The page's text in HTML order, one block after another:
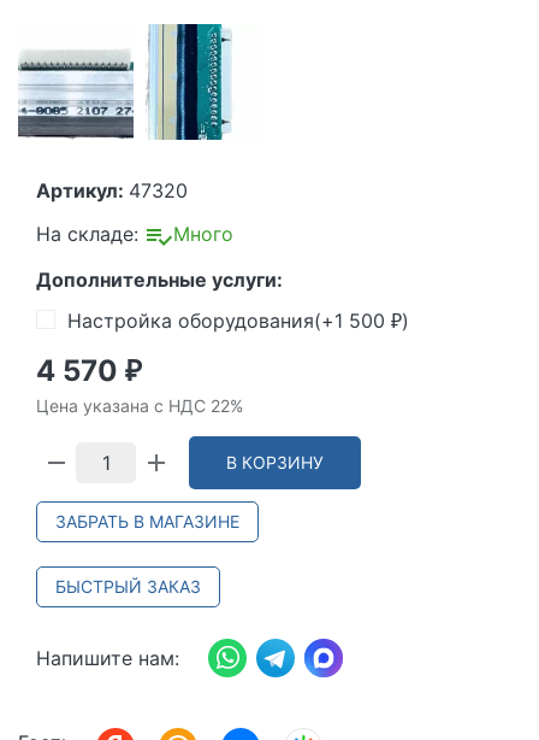
Артикул: 47320
На складе:
Много
Дополнительные услуги:
Настройка оборудования(+1 500 ₽)
4 570 ₽
Цена указана с НДС 22%
В КОРЗИНУ
ЗАБРАТЬ В МАГАЗИНЕ
БЫСТРЫЙ ЗАКАЗ
Напишите нам: